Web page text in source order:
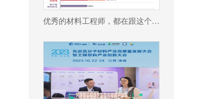
优秀的材料工程师，都在跟这个新朋友打交道!